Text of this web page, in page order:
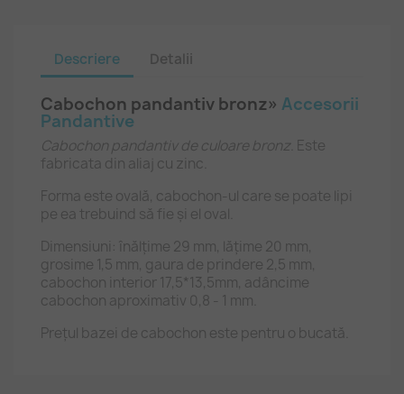
Descriere Detalii
Cabochon pandantiv bronz» Accesorii
Pandantive
Cabochon pandantiv de culoare bronz . Este
fabricata din aliaj cu zinc.
Forma este ovală, cabochon-ul care se poate lipi
pe ea trebuind să fie și el oval.
Dimensiuni: înălțime 29 mm, lățime 20 mm,
grosime 1,5 mm, gaura de prindere 2,5 mm,
cabochon interior 17,5*13,5mm, adâncime
cabochon aproximativ 0,8 - 1 mm.
Prețul bazei de cabochon este pentru o bucată.